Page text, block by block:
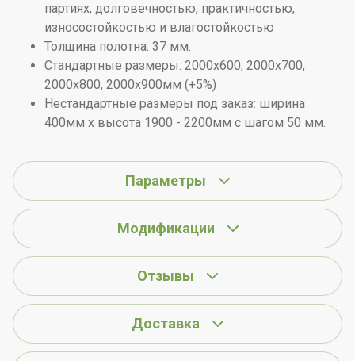
партиях, долговечностью, практичностью,
износостойкостью и влагостойкостью
Толщина полотна: 37 мм.
Стандартные размеры: 2000х600, 2000х700,
2000х800, 2000х900мм (+5%)
Нестандартные размеры под заказ: ширина
400мм х высота 1900 - 2200мм с шагом 50 мм.
Параметры
Модификации
Отзывы
Доставка